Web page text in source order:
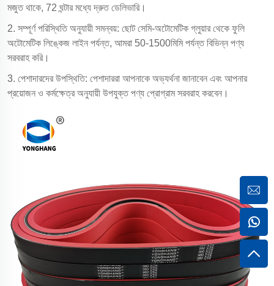
মজুত থাকে, 72 ঘন্টার মধ্যে দ্রুত ডেলিভারি।
2. সম্পূর্ণ পরিস্থিতি অনুযায়ী সমন্বয়: ছোট সেমি-অটোমেটিক গ্লুয়ার থেকে ফুলি
অটোমেটিক লিঙ্কেজ লাইন পর্যন্ত, আমরা 50-1500মিমি পর্যন্ত বিভিন্ন পণ্য
সরবরাহ করি।
3. পেশাদারদের উপস্থিতি: পেশাদাররা আপনাকে অভ্যর্থনা জানাবেন এবং আপনার
প্রয়োজন ও কর্মক্ষেত্র অনুযায়ী উপযুক্ত পণ্য প্রোগ্রাম সরবরাহ করবেন।